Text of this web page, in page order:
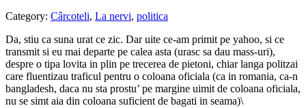
Category: Cârcoteli, La nervi, politica
Da, stiu ca suna urat ce zic. Dar uite ce-am primit pe yahoo, si ce
transmit si eu mai departe pe calea asta (urasc sa dau mass-uri),
despre o tipa lovita in plin pe trecerea de pietoni, chiar langa politzai
care fluentizau traficul pentru o coloana oficiala (ca in romania, ca-n
bangladesh, daca nu sta prostu’ pe margine uimit de coloana oficiala,
nu se simt aia din coloana suficient de bagati in seama)\